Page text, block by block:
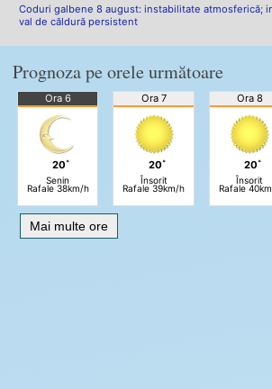
Coduri galbene 8 august: instabilitate atmosferică;
val de căldură persistent
Prognoza pe orele următoare
Ora 6
20˚
Senin
Rafale 38km/h
Ora 7
20˚
Însorit
Rafale 39km/h
Ora 8
20˚
Însorit
Rafale
Mai multe ore